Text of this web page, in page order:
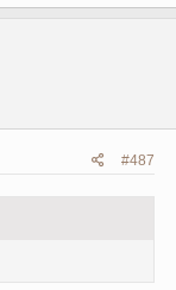
#487